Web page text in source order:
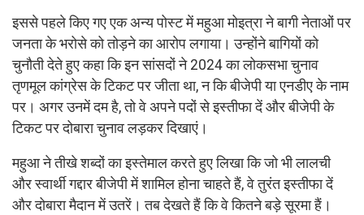
इससे पहले किए गए एक अन्य पोस्ट में महुआ मोइत्रा ने बागी नेताओं पर
जनता के भरोसे को तोड़ने का आरोप लगाया। उन्होंने बागियों को
चुनौती देते हुए कहा कि इन सांसदों ने 2024 का लोकसभा चुनाव
तृणमूल कांग्रेस के टिकट पर जीता था, न कि बीजेपी या एनडीए के नाम
पर। अगर उनमें दम है, तो वे अपने पदों से इस्तीफा दें और बीजेपी के
टिकट पर दोबारा चुनाव लड़कर दिखाएं।
महुआ ने तीखे शब्दों का इस्तेमाल करते हुए लिखा कि जो भी लालची
और स्वार्थी गद्दार बीजेपी में शामिल होना चाहते हैं, वे तुरंत इस्तीफा दें
और दोबारा मैदान में उतरें। तब देखते हैं कि वे कितने बड़े सूरमा हैं।